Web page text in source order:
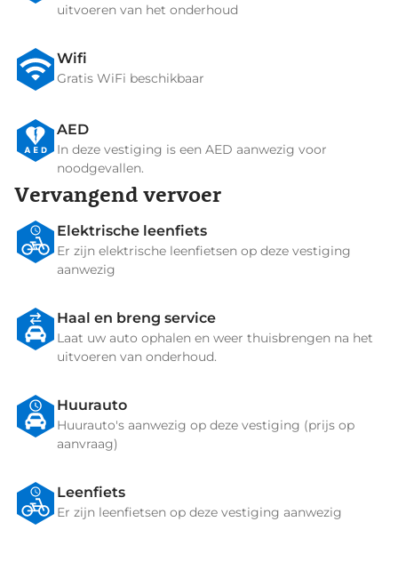
uitvoeren van het onderhoud
Wifi
Gratis WiFi beschikbaar
AED
In deze vestiging is een AED aanwezig voor
noodgevallen.
Vervangend vervoer
Elektrische leenfiets
Er zijn elektrische leenfietsen op deze vestiging
aanwezig
Haal en breng service
Laat uw auto ophalen en weer thuisbrengen na het
uitvoeren van onderhoud.
Huurauto
Huurauto's aanwezig op deze vestiging (prijs op
aanvraag)
Leenfiets
Er zijn leenfietsen op deze vestiging aanwezig